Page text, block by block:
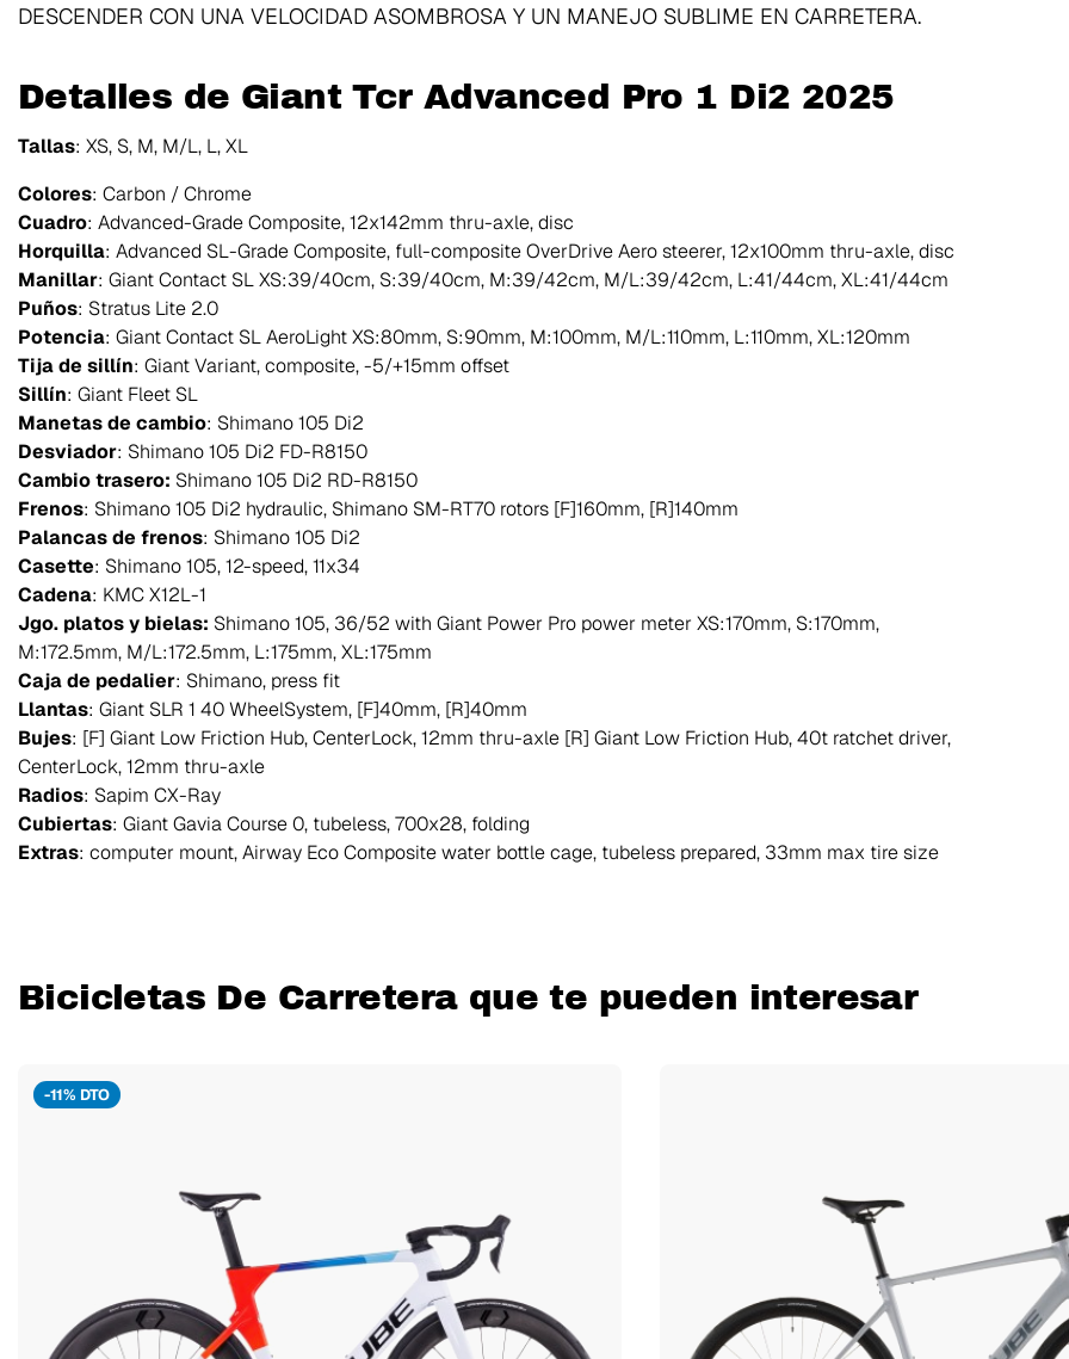
DESCENDER CON UNA VELOCIDAD ASOMBROSA Y UN MANEJO SUBLIME EN CARRETERA.
Detalles de Giant Tcr Advanced Pro 1 Di2 2025
Tallas: XS, S, M, M/L, L, XL
Colores: Carbon / Chrome
Cuadro: Advanced-Grade Composite, 12x142mm thru-axle, disc
Horquilla: Advanced SL-Grade Composite, full-composite OverDrive Aero steerer, 12x100mm thru-axle, disc
Manillar: Giant Contact SL XS:39/40cm, S:39/40cm, M:39/42cm, M/L:39/42cm, L:41/44cm, XL:41/44cm
Puños: Stratus Lite 2.0
Potencia: Giant Contact SL AeroLight XS:80mm, S:90mm, M:100mm, M/L:110mm, L:110mm, XL:120mm
Tija de sillín: Giant Variant, composite, -5/+15mm offset
Sillín: Giant Fleet SL
Manetas de cambio: Shimano 105 Di2
Desviador: Shimano 105 Di2 FD-R8150
Cambio trasero: Shimano 105 Di2 RD-R8150
Frenos: Shimano 105 Di2 hydraulic, Shimano SM-RT70 rotors [F]160mm, [R]140mm
Palancas de frenos: Shimano 105 Di2
Casette: Shimano 105, 12-speed, 11x34
Cadena: KMC X12L-1
Jgo. platos y bielas: Shimano 105, 36/52 with Giant Power Pro power meter XS:170mm, S:170mm,
M:172.5mm, M/L:172.5mm, L:175mm, XL:175mm
Caja de pedalier: Shimano, press fit
Llantas: Giant SLR 1 40 WheelSystem, [F]40mm, [R]40mm
Bujes: [F] Giant Low Friction Hub, CenterLock, 12mm thru-axle [R] Giant Low Friction Hub, 40t ratchet driver,
CenterLock, 12mm thru-axle
Radios: Sapim CX-Ray
Cubiertas: Giant Gavia Course 0, tubeless, 700x28, folding
Extras: computer mount, Airway Eco Composite water bottle cage, tubeless prepared, 33mm max tire size
Bicicletas De Carretera que te pueden interesar
-11% DTO